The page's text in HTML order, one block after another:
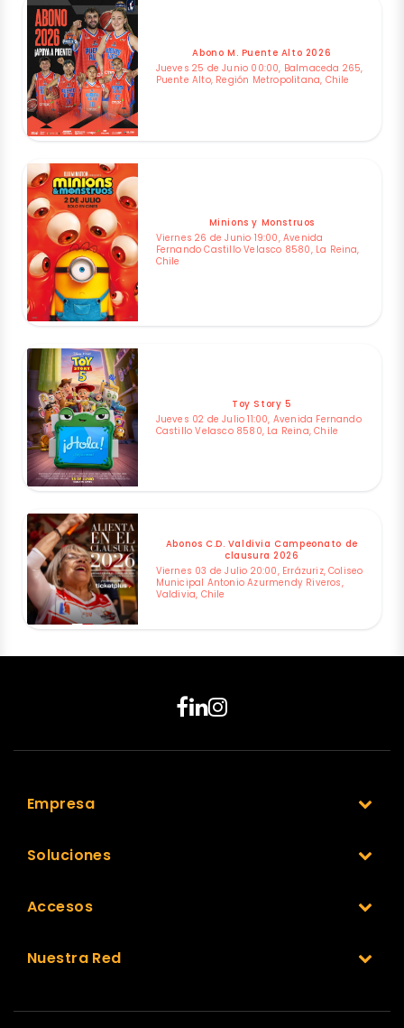
Abono M. Puente Alto 2026
Jueves 25 de Junio 00:00, Balmaceda 265,
Puente Alto, Región Metropolitana, Chile
Minions y Monstruos
Viernes 26 de Junio 19:00, Avenida
Fernando Castillo Velasco 8580, La Reina,
Chile
Toy Story 5
Jueves 02 de Julio 11:00, Avenida Fernando
Castillo Velasco 8580, La Reina, Chile
Abonos C.D. Valdivia Campeonato de
clausura 2026
Viernes 03 de Julio 20:00, Errázuriz, Coliseo
Municipal Antonio Azurmendy Riveros,
Valdivia, Chile
Empresa
Soluciones
Accesos
Nuestra Red